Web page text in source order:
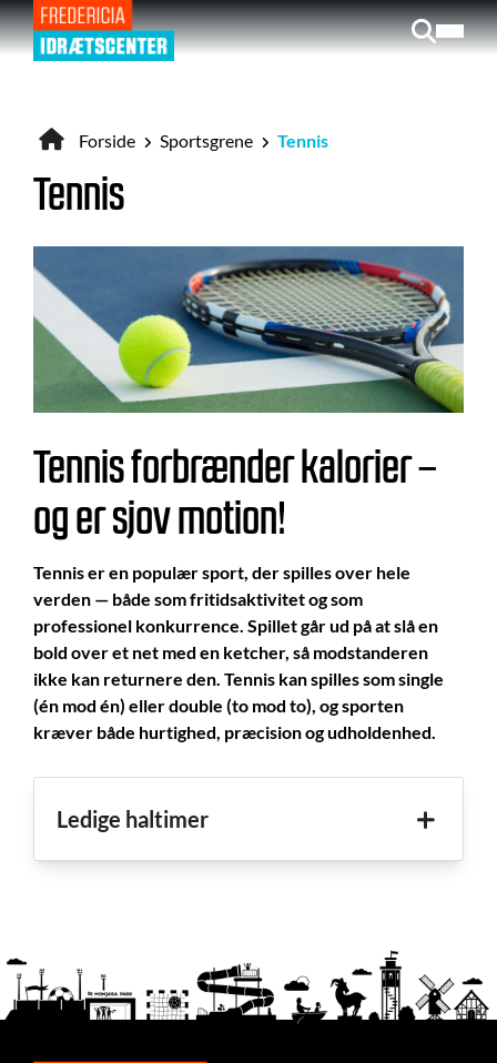
Gå
til
hovedindhold
Brødkrumme
Forside Sportsgrene Tennis
Tennis
Tennis forbrænder kalorier –
og er sjov motion!
Tennis er en populær sport, der spilles over hele
verden — både som fritidsaktivitet og som
professionel konkurrence. Spillet går ud på at slå en
bold over et net med en ketcher, så modstanderen
ikke kan returnere den. Tennis kan spilles som single
(én mod én) eller double (to mod to), og sporten
kræver både hurtighed, præcision og udholdenhed.
Ledige haltimer